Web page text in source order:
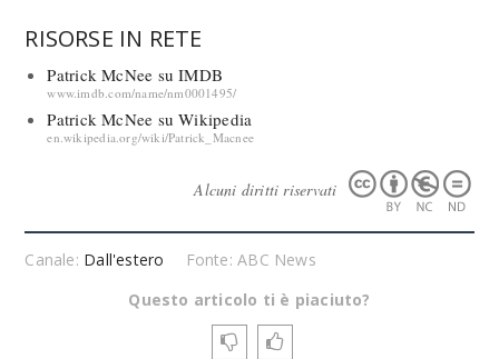
RISORSE IN RETE
Patrick McNee su IMDB
www.imdb.com/name/nm0001495/
Patrick McNee su Wikipedia
en.wikipedia.org/wiki/Patrick_Macnee
Alcuni diritti riservati
Canale: Dall'estero
Fonte: ABC News
Questo articolo ti è piaciuto?